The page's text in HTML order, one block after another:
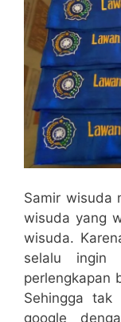
Samir wisuda
wisuda yang
wisuda.
selalu ingin
perlengkapan
Sehingga
google